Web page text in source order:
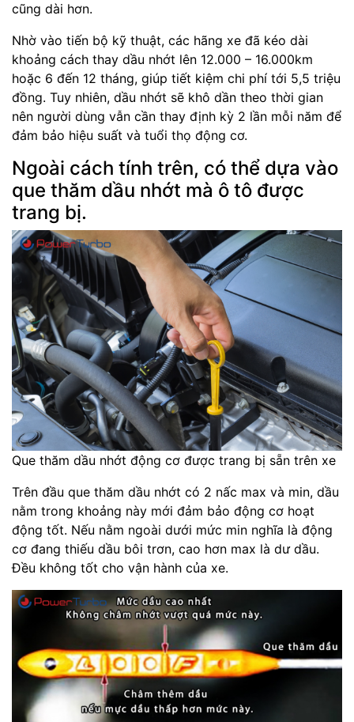
cũng dài hơn.
Nhờ vào tiến bộ kỹ thuật, các hãng xe đã kéo dài
khoảng cách thay dầu nhớt lên 12.000 – 16.000km
hoặc 6 đến 12 tháng, giúp tiết kiệm chi phí tới 5,5 triệu
đồng. Tuy nhiên, dầu nhớt sẽ khô dần theo thời gian
nên người dùng vẫn cần thay định kỳ 2 lần mỗi năm để
đảm bảo hiệu suất và tuổi thọ động cơ.
Ngoài cách tính trên, có thể dựa vào
que thăm dầu nhớt mà ô tô được
trang bị.
Que thăm dầu nhớt động cơ được trang bị sẵn trên xe
Trên đầu que thăm dầu nhớt có 2 nấc max và min, dầu
nằm trong khoảng này mới đảm bảo động cơ hoạt
động tốt. Nếu nằm ngoài dưới mức min nghĩa là động
cơ đang thiếu dầu bôi trơn, cao hơn max là dư dầu.
Đều không tốt cho vận hành của xe.